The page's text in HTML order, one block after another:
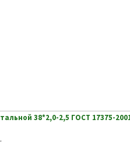
38*2,0-2,5 ГОСТ 17375-